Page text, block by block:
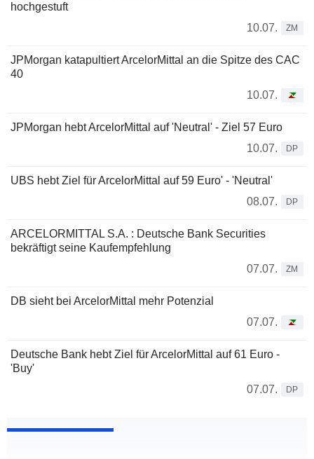
hochgestuft
10.07.
ZM
JPMorgan katapultiert ArcelorMittal an die Spitze des CAC
40
10.07.
JPMorgan hebt ArcelorMittal auf 'Neutral' - Ziel 57 Euro
10.07.
DP
UBS hebt Ziel für ArcelorMittal auf 59 Euro' - 'Neutral'
08.07.
DP
ARCELORMITTAL S.A. : Deutsche Bank Securities
bekräftigt seine Kaufempfehlung
07.07.
ZM
DB sieht bei ArcelorMittal mehr Potenzial
07.07.
Deutsche Bank hebt Ziel für ArcelorMittal auf 61 Euro -
'Buy'
07.07.
DP